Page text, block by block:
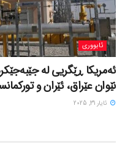
ئابووری
ئەمریکا ڕێگریی لە
نێوان عێراق، ئێران و
ئایار 31, 2025